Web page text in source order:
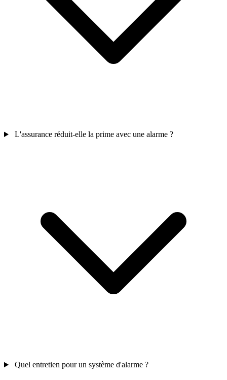
L'assurance réduit-elle la prime avec une alarme ?
Quel entretien pour un système d'alarme ?